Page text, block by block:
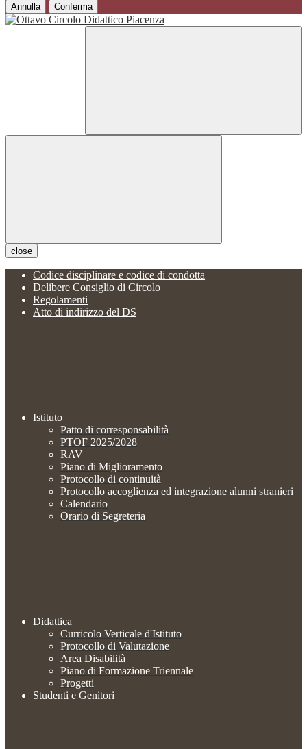
Annulla Conferma
close
Codice disciplinare e codice di condotta
Delibere Consiglio di Circolo
Regolamenti
Atto di indirizzo del DS
Istituto
Patto di corresponsabilità
PTOF 2025/2028
RAV
Piano di Miglioramento
Protocollo di continuità
Protocollo accoglienza ed integrazione alunni stranieri
Calendario
Orario di Segreteria
Didattica
Curricolo Verticale d'Istituto
Protocollo di Valutazione
Area Disabilità
Piano di Formazione Triennale
Progetti
Studenti e Genitori